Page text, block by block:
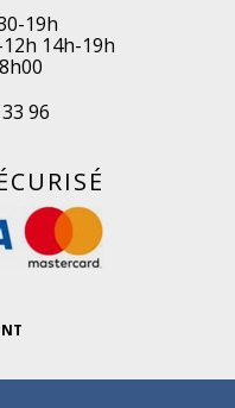
19h
14h-19h
96